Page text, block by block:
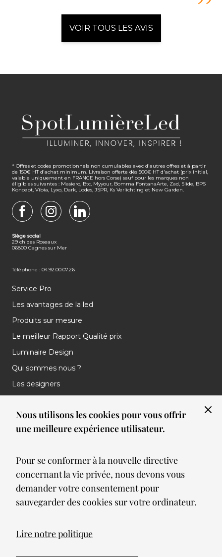
Nous utilisons les cookies pour vous offrir
une meilleure expérience utilisateur.
Pour se conformer à la nouvelle directive
concernant la vie privée, nous devons vous
demander votre consentement pour
sauvegarder des cookies sur votre ordinateur.
Lire notre politique
VOIR TOUS LES AVIS
* Offres et codes promotionnels non cumulables avec d'autres offres et à partir
de 150€ HT d'achat minimum. Livraison offerte dès 500€ HT d'achat (prix initial,
valable uniquement en FRANCE hors Corse) sauf pour les marques non
éligibles suivantes : Masiero, Btc, Myyour, Bomma FontanaArte, Zad, Slide, BPS
Koncept, Vibia, Lyxo, Dark, Lodes, JSPR, Ks Verlichting et New Garden.
Siège social
29 ch des Roseaux
06800 Cagnes sur Mer
Téléphone : 04.92.00.07.26
Service Pro
Les avantages de la led
Produits sur mesure
Le meilleur Rapport Qualité prix
Luminaire Design
Qui sommes nous ?
Les designers
Nos réalisations
Nos Clients
Meilleures ventes
Blog
© 2026 Spot lumiere led. All Rights Reserved